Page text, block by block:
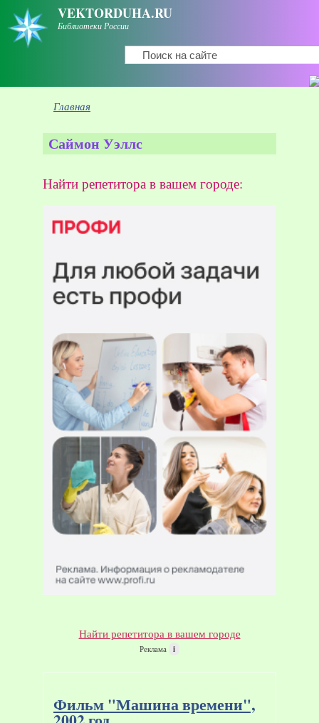
Перейти к основному содержанию
VEKTORDUHA.RU
Библиотеки России
Форма поиска
Поиск
Вы здесь
Главная
Саймон Уэллс
Найти репетитора в вашем городе:
Найти репетитора в вашем городе
Реклама i
Фильм "Машина времени",